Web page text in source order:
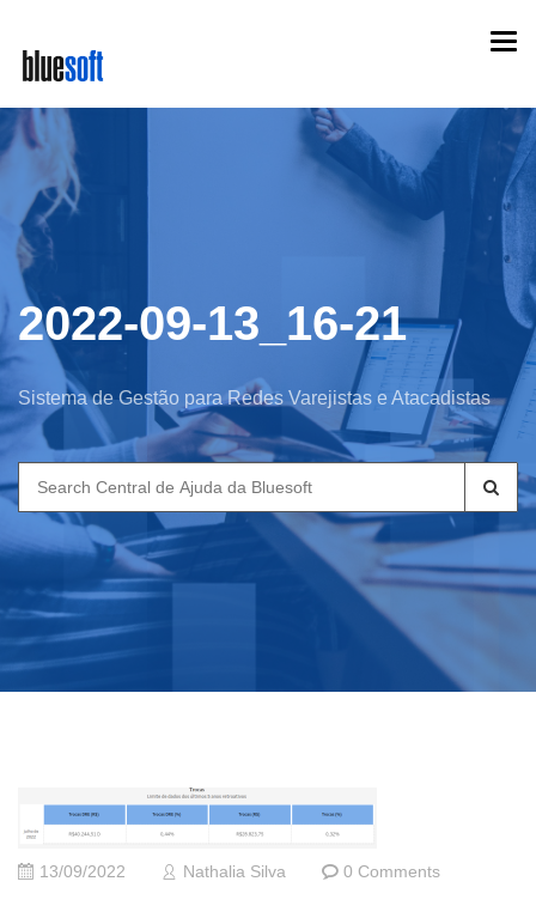
main
content
2022-09-13_16-21
Sistema de Gestão para Redes Varejistas e Atacadistas
Search
for:
13/09/2022 Nathalia Silva 0 Comments